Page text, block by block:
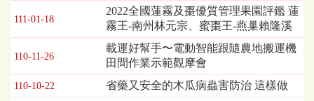
111-01-18
2022全國蓮霧及棗優質管理果園評鑑 蓮
霧王-南州林元宗、蜜棗王-燕巢賴隆溪
110-11-26
載運好幫手〜電動智能跟隨農地搬運機
田間作業示範觀摩會
110-10-22 省藥又安全的木瓜病蟲害防治 這樣做